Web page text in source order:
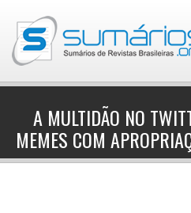
A MULTIDÃO NO
MEMES COM